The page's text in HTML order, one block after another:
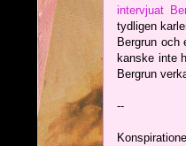
intervjuat
tydligen
Bergrun
kanske inte
Bergrun
--